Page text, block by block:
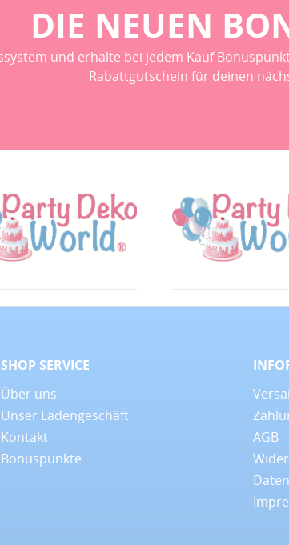
Back…
DIE NEUEN
und erhalte bei jedem Kauf
Rabattgutschein für deinen
SHOP SERVICE
Über uns
Unser Ladengeschäft
Kontakt
Bonuspunkte
AGB